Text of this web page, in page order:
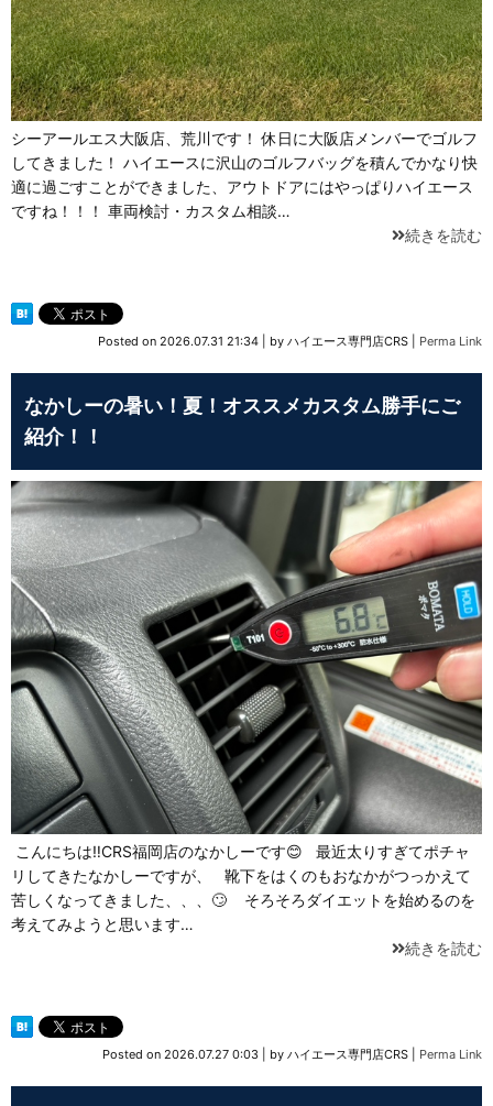
シーアールエス大阪店、荒川です！ 休日に大阪店メンバーでゴルフ
してきました！ ハイエースに沢山のゴルフバッグを積んでかなり快
適に過ごすことができました、アウトドアにはやっぱりハイエース
ですね！！！ 車両検討・カスタム相談…
続きを読む
Posted on 2026.07.31 21:34 by ハイエース専門店CRS Perma Link
なかしーの暑い！夏！オススメカスタム勝手にご
紹介！！
こんにちは‼CRS福岡店のなかしーです😊 最近太りすぎてポチャ
リしてきたなかしーですが、 靴下をはくのもおなかがつっかえて
苦しくなってきました、、、🙄 そろそろダイエットを始めるのを
考えてみようと思います…
続きを読む
Posted on 2026.07.27 0:03 by ハイエース専門店CRS Perma Link